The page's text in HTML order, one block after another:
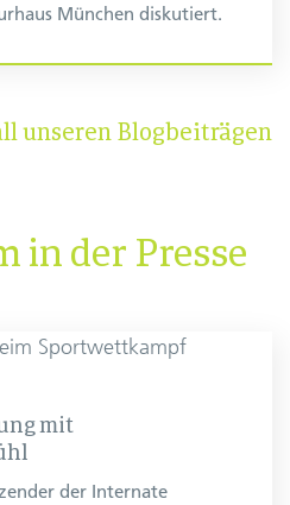
München diskutiert.
unseren Blogbeiträgen
in der Presse
mit
der Internate